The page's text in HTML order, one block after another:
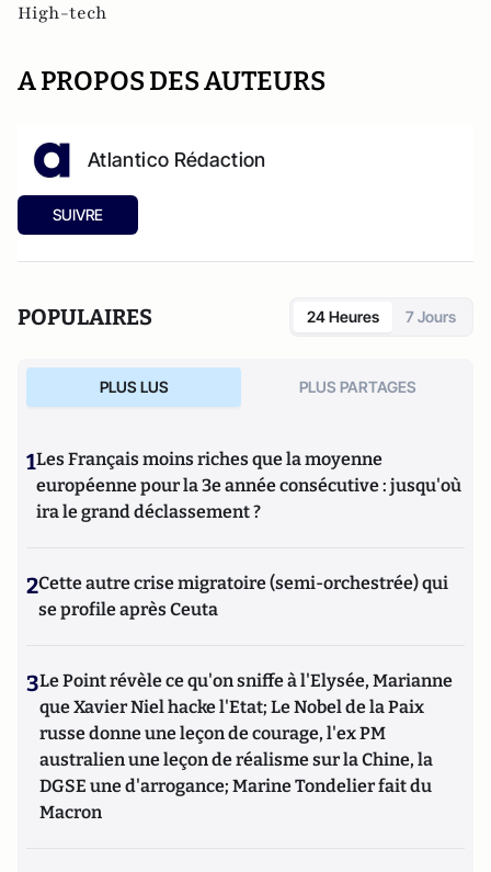
High-tech
A PROPOS DES AUTEURS
Atlantico Rédaction
SUIVRE
POPULAIRES 24 Heures 7 Jours
PLUS LUS PLUS PARTAGES
1Les Français moins riches que la moyenne
européenne pour la 3e année consécutive : jusqu'où
ira le grand déclassement ?
2Cette autre crise migratoire (semi-orchestrée) qui
se profile après Ceuta
3Le Point révèle ce qu'on sniffe à l'Elysée, Marianne
que Xavier Niel hacke l'Etat; Le Nobel de la Paix
russe donne une leçon de courage, l'ex PM
australien une leçon de réalisme sur la Chine, la
DGSE une d'arrogance; Marine Tondelier fait du
Macron